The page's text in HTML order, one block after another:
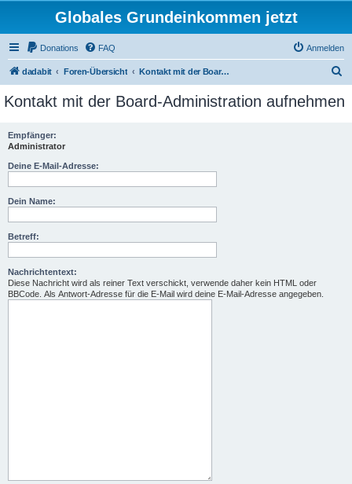
Globales Grundeinkommen jetzt
Donations FAQ Anmelden
dadabit Foren-Übersicht Kontakt mit der Board-Administration aufnehmen
c
Kontakt mit der Board-Administration aufnehmen
Empfänger:
Administrator
Deine E-Mail-Adresse:
Dein Name:
Betreff:
Nachrichtentext:
Diese Nachricht wird als reiner Text verschickt, verwende daher kein HTML oder
BBCode. Als Antwort-Adresse für die E-Mail wird deine E-Mail-Adresse angegeben.